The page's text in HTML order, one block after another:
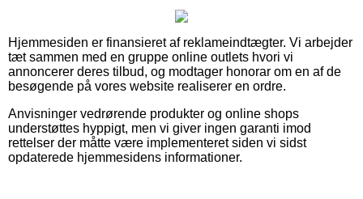
Hjemmesiden er finansieret af reklameindtægter. Vi arbejder
tæt sammen med en gruppe online outlets hvori vi
annoncerer deres tilbud, og modtager honorar om en af de
besøgende på vores website realiserer en ordre.
Anvisninger vedrørende produkter og online shops
understøttes hyppigt, men vi giver ingen garanti imod
rettelser der måtte være implementeret siden vi sidst
opdaterede hjemmesidens informationer.